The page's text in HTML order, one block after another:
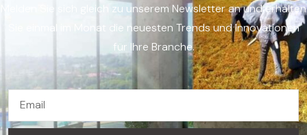
Melden Sie sich gleich zu unserem Newsletter an und erhalten
Sie einmal im Monat die neuesten Trends und Innovationen
für Ihre Branche.